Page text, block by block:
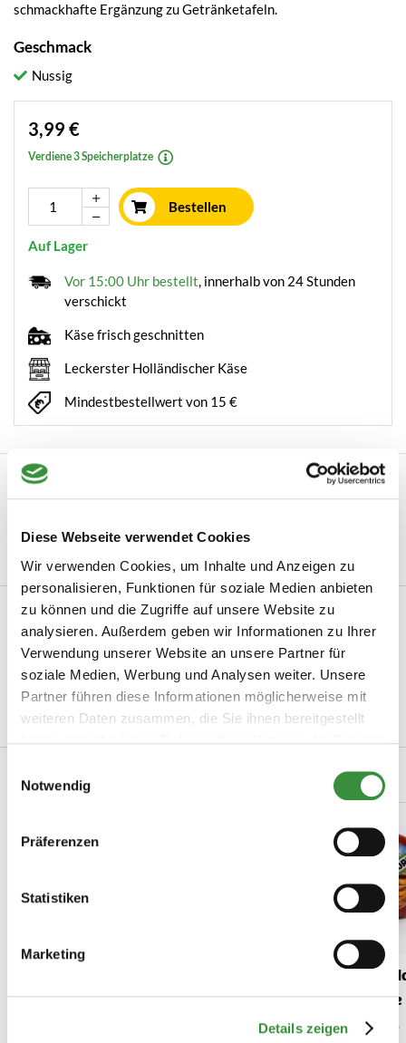
Diese Webseite verwendet Cookies
Wir verwenden Cookies, um Inhalte und Anzeigen zu
personalisieren, Funktionen für soziale Medien anbieten
zu können und die Zugriffe auf unsere Website zu
analysieren. Außerdem geben wir Informationen zu Ihrer
Verwendung unserer Website an unsere Partner für
soziale Medien, Werbung und Analysen weiter. Unsere
Partner führen diese Informationen möglicherweise mit
weiteren Daten zusammen, die Sie ihnen bereitgestellt
Notwendig
Präferenzen
Statistiken
Marketing
Details zeigen
schmackhafte Ergänzung zu Getränketafeln.
Geschmack
Nussig
3,99 €
Verdiene 3 Speicherplatze
Bestellen
Auf Lager
Vor 15:00 Uhr bestellt, innerhalb von 24 Stunden
verschickt
Käse frisch geschnitten
Leckerster Holländischer Käse
Mindestbestellwert von 15 €
Beschreibung
Macadamia-Nüssen Neu bei Hoogendoorn CheeseHoogend...
Mehr lesen
Produktinformation
Artikelnummer 2025-08
Mehr lesen
Jersey-Käse
Mehrjähriger
Käse